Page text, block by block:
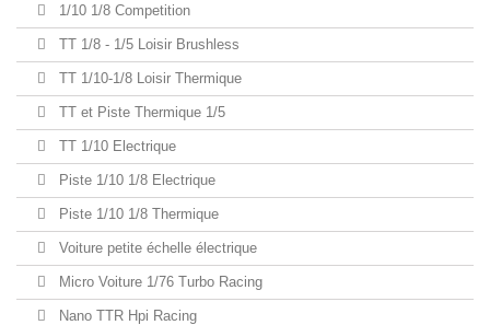
1/10 1/8 Competition
TT 1/8 - 1/5 Loisir Brushless
TT 1/10-1/8 Loisir Thermique
TT et Piste Thermique 1/5
TT 1/10 Electrique
Piste 1/10 1/8 Electrique
Piste 1/10 1/8 Thermique
Voiture petite échelle électrique
Micro Voiture 1/76 Turbo Racing
Nano TTR Hpi Racing